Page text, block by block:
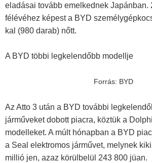
eladásai tovább emelkednek Japánban.
félévéhez képest a BYD
kal (980 darab) nőtt.
A BYD többi legkelendőbb modellje
Forrás: BYD
Az Atto 3 után a BYD további
járműveket dobott piacra, köztük a
modelleket. A múlt hónapban a BYD
a Seal elektromos járművet, melynek
millió jen, azaz körülbelül 243 800 jüan.